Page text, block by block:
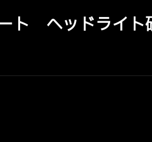
ト ヘッドライト